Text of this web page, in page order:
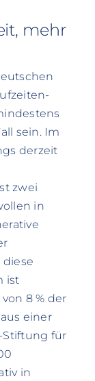
mehr
sein. Im
derzeit
zwei
in
diese
ist
8 % der
einer
Stiftung für
in